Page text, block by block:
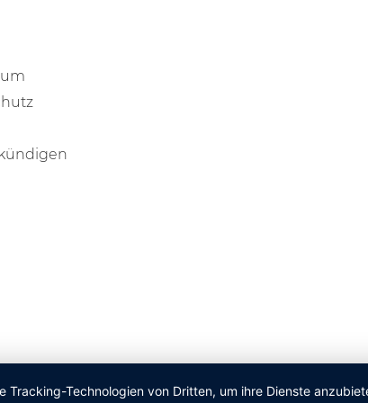
Tracking-Technologien von Dritten, um ihre Dienste